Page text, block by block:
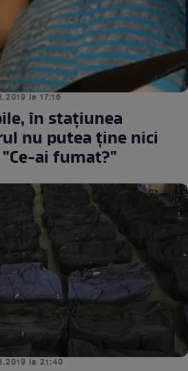
la 17:16
în staţiunea
nu putea ţine nici
ai fumat?"
la 21:40